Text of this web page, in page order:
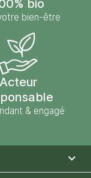
bio
bien-être
Acteur
& engagé
